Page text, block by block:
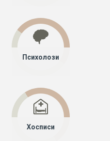
Психолози
Хосписи